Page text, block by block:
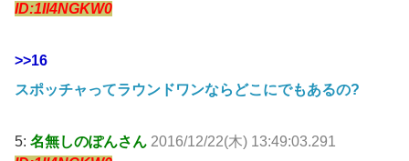
ID:1Il4NGKW0
>>16
スポッチャってラウンドワンならどこにでもあるの?
5: 名無しのぽんさん 2016/12/22(木) 13:49:03.291